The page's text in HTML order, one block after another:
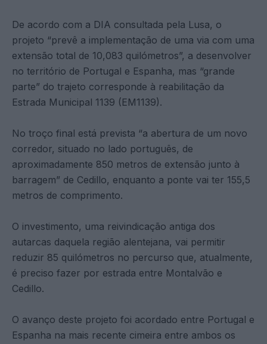
De acordo com a DIA consultada pela Lusa, o
projeto “prevê a implementação de uma via com uma
extensão total de 10,083 quilómetros”, a desenvolver
no território de Portugal e Espanha, mas “grande
parte” do trajeto corresponde à reabilitação da
Estrada Municipal 1139 (EM1139).
No troço final está prevista “a abertura de um novo
corredor, situado no lado português, de
aproximadamente 850 metros de extensão junto à
barragem” de Cedillo, enquanto a ponte vai ter 155,5
metros de comprimento.
O investimento, uma reivindicação antiga dos
autarcas daquela região alentejana, vai permitir
reduzir 85 quilómetros no percurso que, atualmente,
é preciso fazer por estrada entre Montalvão e
Cedillo.
O avanço deste projeto foi acordado entre Portugal e
Espanha na mais recente cimeira entre ambos os